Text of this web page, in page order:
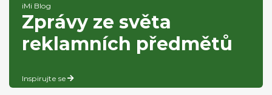
iMi Blog
Zprávy ze světa
reklamních předmětů
Inspirujte se